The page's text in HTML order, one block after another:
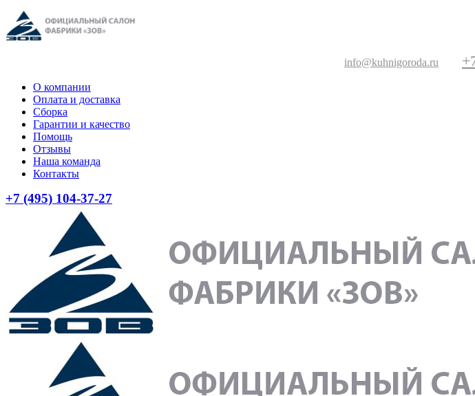
info@kuhnigoroda.ru
О компании
Оплата и доставка
Сборка
Гарантии и качество
Помощь
Отзывы
Наша команда
Контакты
+7 (495) 104-37-27